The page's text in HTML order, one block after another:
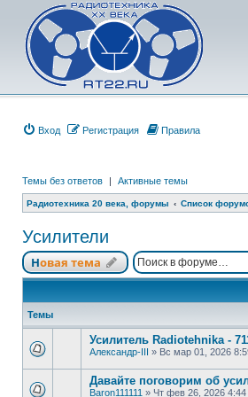
Вход Регистрация Правила
Темы без ответов | Активные темы
Радиотехника 20 века, форумы Список
Усилители
Новая тема
Темы
Усилитель Radiotehnika -
Александр-III » Вс мар 01, 2026
Давайте поговорим об
Baron111111 » Чт фев 26, 2026 4:44